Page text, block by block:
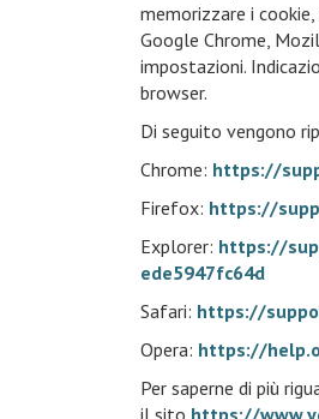
memorizzare i
Google Chrome,
impostazioni.
browser.
Di seguito vengono
Chrome: https://
Firefox: https://
Explorer: https://
ede5947fc64d
Safari: https://
Opera: https://
Per saperne di più
il sito https://